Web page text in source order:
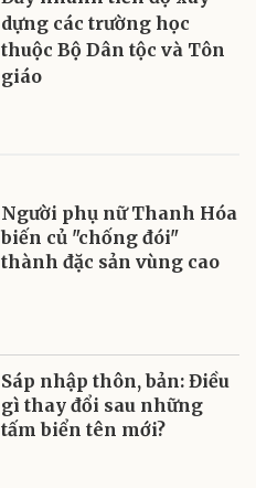
dựng các trường học
thuộc Bộ Dân tộc và Tôn
giáo
Người phụ nữ Thanh Hóa
biến củ "chống đói"
thành đặc sản vùng cao
Sáp nhập thôn, bản: Điều
gì thay đổi sau những
tấm biển tên mới?